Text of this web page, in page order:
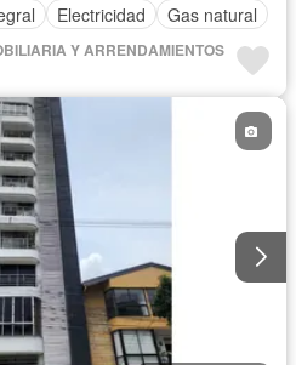
Electricidad Gas natural
Y ARRENDAMIENTOS